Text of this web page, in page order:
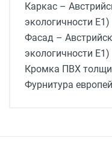
Каркас –
экологичности Е1)
Фасад –
экологичности Е1)
Кромка ПВХ
Фурнитура